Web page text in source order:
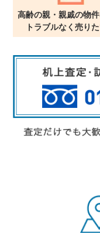
高齢の親・親戚の物
トラブルなく売りた